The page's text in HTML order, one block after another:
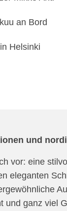
an Bord
Helsinki
und
vor: eine
eleganten
und ganz viel